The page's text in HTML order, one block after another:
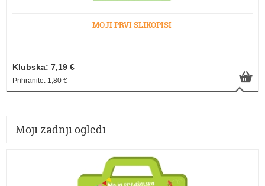
MOJI PRVI SLIKOPISI
Klubska: 7,19 €
Prihranite: 1,80 €
Moji zadnji ogledi